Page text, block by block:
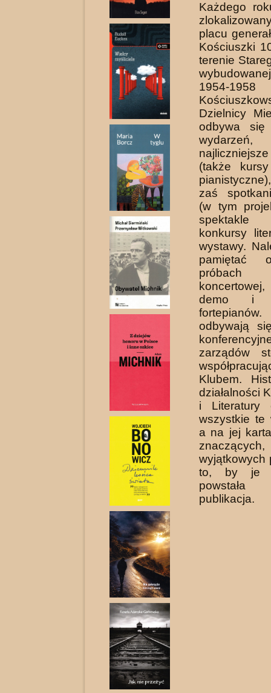
Każdego
placu
Koś­ciuszki
terenie
1954-1958
Dzielnicy
odbywa się
(także
zaś
(w tym
spektakle
konkur­sy
wystawy.
pamiętać
demo i
odbywają
zarządów
Klubem.
działalności
i Literatury
wszystkie te
a na jej
znaczących,
wyjątkowych
to, by je
powstała
publikacja.